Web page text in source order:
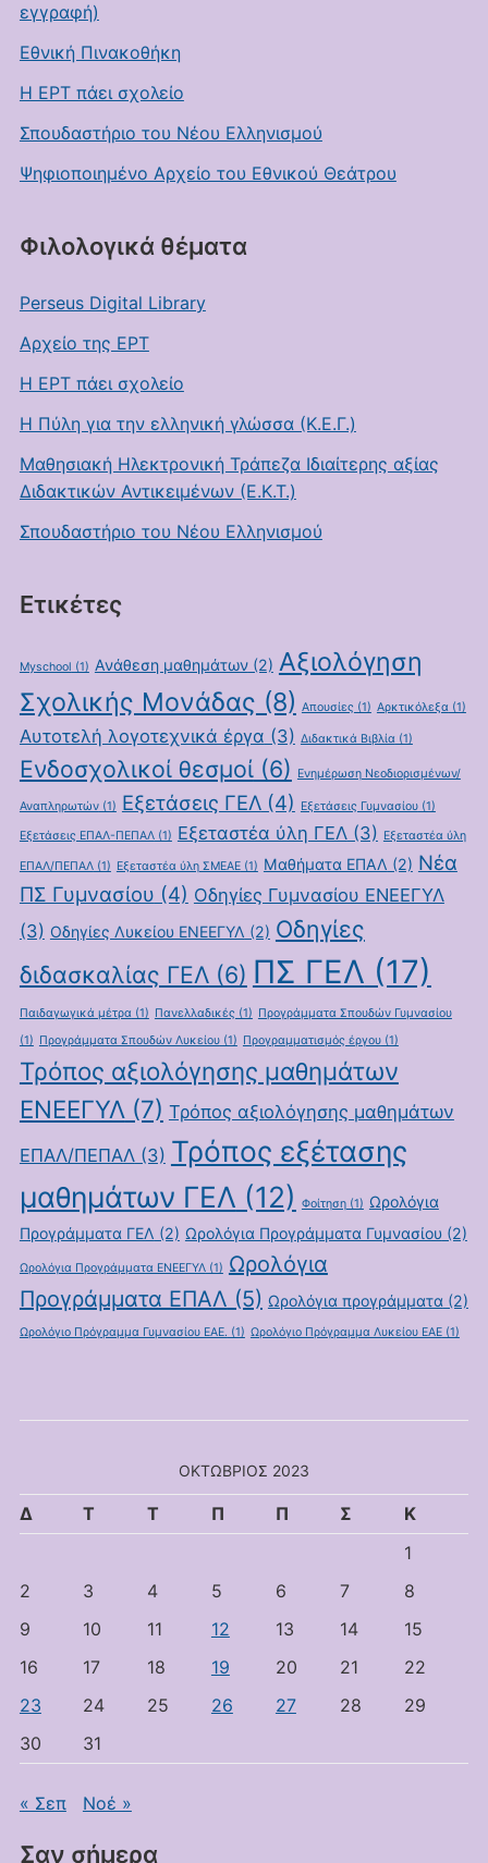
εγγραφή)
Εθνική Πινακοθήκη
Η ΕΡΤ πάει σχολείο
Σπουδαστήριο του Νέου Ελληνισμού
Ψηφιοποιημένο Αρχείο του Εθνικού Θεάτρου
Φιλολογικά θέματα
Perseus Digital Library
Αρχείο της ΕΡΤ
Η ΕΡΤ πάει σχολείο
Η Πύλη για την ελληνική γλώσσα (Κ.Ε.Γ.)
Μαθησιακή Ηλεκτρονική Τράπεζα Ιδιαίτερης αξίας
Διδακτικών Αντικειμένων (Ε.Κ.Τ.)
Σπουδαστήριο του Νέου Ελληνισμού
Ετικέτες
Myschool (1) Ανάθεση μαθημάτων(2) Αξιολόγηση
Σχολικής Μονάδας (8) Απουσίες (1) Αρκτικόλεξα(1)
Αυτοτελή λογοτεχνικά έργα (3) Διδακτικά Βιβλία(1)
Ενδοσχολικοί θεσμοί(6) Ενημέρωση Νεοδιορισμένων/
Αναπληρωτών(1) Εξετάσεις ΓΕΛ(4) Εξετάσεις Γυμνασίου(1)
Εξετάσεις ΕΠΑΛ-ΠΕΠΑΛ(1) Εξεταστέα ύλη ΓΕΛ(3) Εξεταστέα ύλη
ΕΠΑΛ/ΠΕΠΑΛ(1) Εξεταστέα ύλη ΣΜΕΑΕ(1) Μαθήματα ΕΠΑΛ (2) Νέα
ΠΣ Γυμνασίου (4) Οδηγίες Γυμνασίου ΕΝΕΕΓΥΛ
(3) Οδηγίες Λυκείου ΕΝΕΕΓΥΛ (2) Οδηγίες
διδασκαλίας ΓΕΛ(6) ΠΣ ΓΕΛ (17)
Παιδαγωγικά μέτρα(1) Πανελλαδικές (1) Προγράμματα Σπουδών Γυμνασίου
(1) Προγράμματα Σπουδών Λυκείου(1) Προγραμματισμός έργου(1)
Τρόπος αξιολόγησης μαθημάτων
ΕΝΕΕΓΥΛ (7) Τρόπος αξιολόγησης μαθημάτων
ΕΠΑΛ/ΠΕΠΑΛ(3) Τρόπος εξέτασης
μαθημάτων ΓΕΛ (12) Φοίτηση(1) Ωρολόγια
Προγράμματα ΓΕΛ (2) Ωρολόγια Προγράμματα Γυμνασίου(2)
Ωρολόγια Προγράμματα ΕΝΕΕΓΥΛ(1) Ωρολόγια
Προγράμματα ΕΠΑΛ (5) Ωρολόγια προγράμματα (2)
Ωρολόγιο Πρόγραμμα Γυμνασίου ΕΑΕ. (1) Ωρολόγιο Πρόγραμμα Λυκείου ΕΑΕ(1)
ΟΚΤΏΒΡΙΟΣ 2023
Δ Τ Τ Π Π Σ
Κ
1
2
3 4 5 6 7
8
9
10 11 12 13 14
15
16
17 18 19 20 21
22
23
24 25 26 27 28
29
30
31
« Σεπ Νοέ »
Σαν σήμερα